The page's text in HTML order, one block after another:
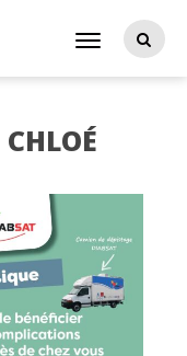
CHLOÉ